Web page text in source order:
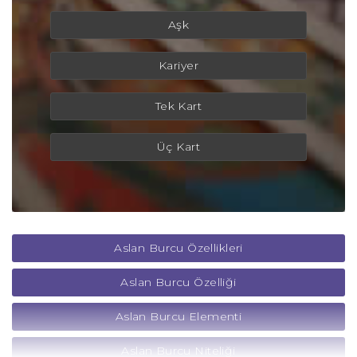
Aşk
Kariyer
Tek Kart
Üç Kart
Aslan Burcu Özellikleri
Aslan Burcu Özelliği
Aslan Burcu Elementi
Aslan Burcu Niteliği